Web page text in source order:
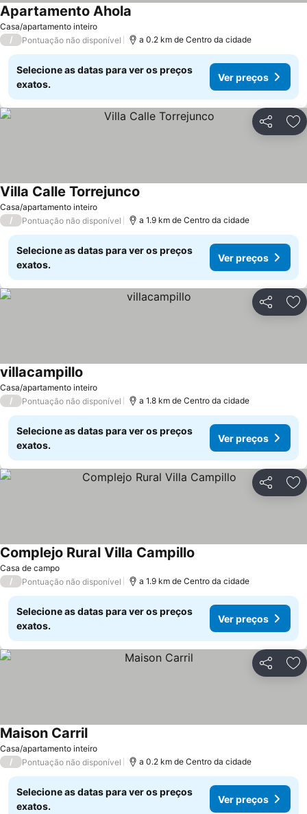
Casa/apartamento inteiro
Apartamento Ahola
/ Pontuação não disponível a 0.2 km de Centro da cidade
Selecione as datas para ver os preços
exatos.
Ver preços
Partilhar
Casa/apartamento inteiro
Villa Calle Torrejunco
/ Pontuação não disponível a 1.9 km de Centro da cidade
Selecione as datas para ver os preços
exatos.
Ver preços
Partilhar
Casa/apartamento inteiro
villacampillo
/ Pontuação não disponível a 1.8 km de Centro da cidade
Selecione as datas para ver os preços
exatos.
Ver preços
Partilhar
Casa de campo
Complejo Rural Villa Campillo
/ Pontuação não disponível a 1.9 km de Centro da cidade
Selecione as datas para ver os preços
exatos.
Ver preços
Partilhar
Casa/apartamento inteiro
Maison Carril
/ Pontuação não disponível a 0.2 km de Centro da cidade
Selecione as datas para ver os preços
exatos.
Ver preços